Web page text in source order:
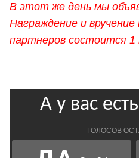
В этот же день мы
Награждение и
партнеров состоится 1